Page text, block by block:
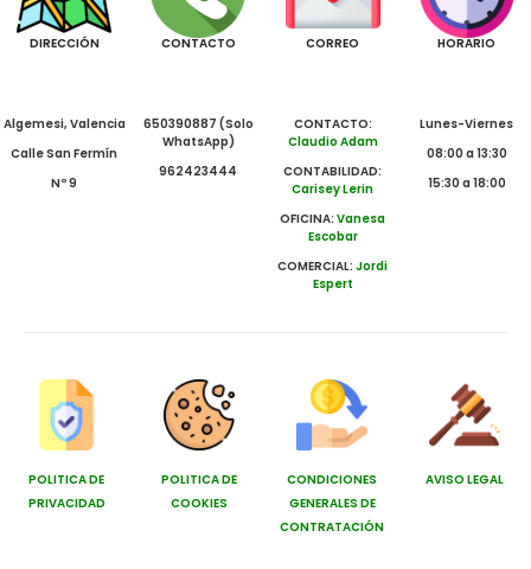
DIRECCIÓN
Algemesi, Valencia
Calle San Fermín
Nº 9
CONTACTO
650390887 (Solo
WhatsApp)
962423444
CORREO
CONTACTO:
Claudio Adam
CONTABILIDAD:
Carisey Lerin
OFICINA:Vanesa
Escobar
COMERCIAL:Jordi
Espert
HORARIO
Lunes-Viernes
08:00 a 13:30
15:30 a 18:00
POLITICA DE
PRIVACIDAD
POLITICA DE
COOKIES
CONDICIONES
GENERALES DE
CONTRATACIÓN
AVISO LEGAL